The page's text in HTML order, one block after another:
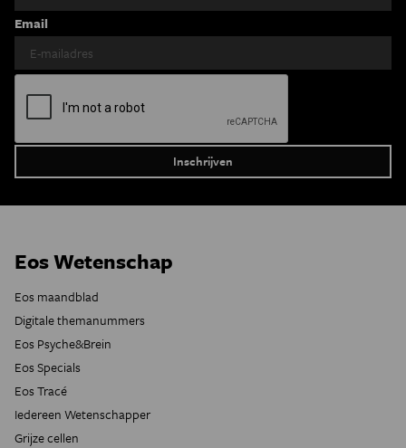
Email
Eos Wetenschap
Eos maandblad
Digitale themanummers
Eos Psyche&Brein
Eos Specials
Eos Tracé
Iedereen Wetenschapper
Grijze cellen